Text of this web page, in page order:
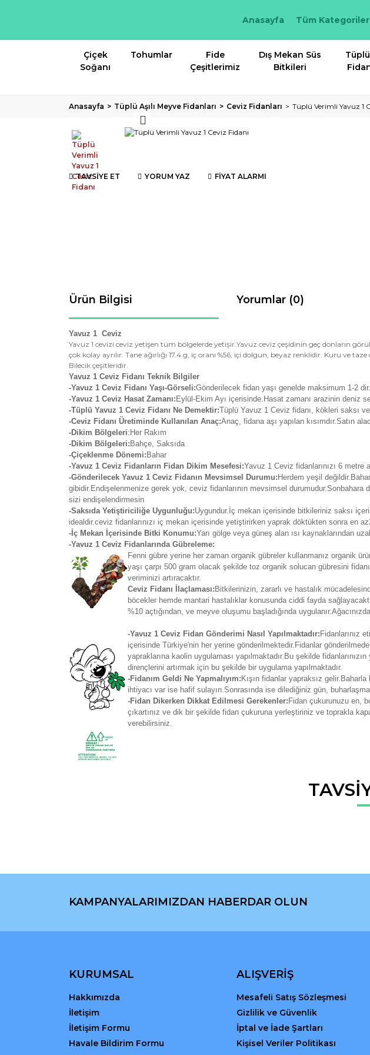
Anasayfa Tüm Kategoriler
Çiçek
Soğanı
Tohumlar
Fide
Çeşitlerimiz
Dış Mekan Süs
Bitkileri
Anasayfa Tüplü Aşılı Meyve Fidanları Ceviz Fidanları Tüplü Verimli Yavuz 1
TAVSİYE ET YORUM YAZ FİYAT ALARMI
Ürün Bilgisi Yorumlar (0)
Yavuz 1 Ceviz
Yavuz 1 cevizi ceviz yetişen tüm bölgelerde yetişir.Yavuz ceviz çeşidinin geç donların
çok kolay ayrılır. Tane ağırlığı 17.4 g, iç oranı %56, içi dolgun, beyaz renklidir. Kuru ve
Bilecik çeşitleridir.
Yavuz 1 Ceviz Fidanı Teknik Bilgiler
-Yavuz 1 Ceviz Fidanı Yaşı-Görseli:Gönderilecek fidan yaşı genelde maksimum 1-2
-Yavuz 1 Ceviz Hasat Zamanı: Eylül-Ekim Ayı içerisinde.Hasat zamanı arazinin deniz
-Tüplü Yavuz 1 Ceviz Fidanı Ne Demektir:Tüplü Yavuz 1 Ceviz fidanı, kökleri saksı
-Ceviz Fidanı Üretiminde Kullanılan Anaç:Anaç, fidana aşı yapılan kısımdır.Satın
-Dikim Bölgeleri:Her Rakım
-Dikim Bölgeleri: Bahçe, Saksıda
-Çiçeklenme Dönemi: Bahar
-Yavuz 1 Ceviz Fidanların Fidan Dikim Mesefesi:Yavuz 1 Ceviz fidanlarınızı 6 metre
-Gönderilecek Yavuz 1 Ceviz Fidanın Mevsimsel Durumu: Herdem yeşil
gibidir.Endişelenmenize gerek yok, ceviz fidanlarının mevsimsel
sizi endişelendirmesin
-Saksıda Yetiştiriciliğe Uygunluğu:Uygundur.İç mekan içerisinde bitkileriniz saksı
idealdir.ceviz fidanlarınızı iç mekan içerisinde yetiştirirken yaprak döktükten sonra en
-İç Mekan İçerisinde Bitki Konumu:Yarı gölge veya güneş alan ısı kaynaklarından
-Yavuz 1 Ceviz Fidanlarında Gübreleme:
Fenni gübre yerine her zaman organik gübreler kullanmanız organik
yaşı çarpı 500 gram olacak şekilde toz organik solucan gübresini
veriminizi artıracaktır.
Ceviz Fidanı İlaçlaması: Bitkilerinizin, zararlı ve hastalık
böcekler hemde mantari hastalıklar konusunda ciddi fayda
%10 açtığından, ve meyve oluşumu başladığında
-Yavuz 1 Ceviz Fidan Gönderimi Nasıl Yapılmaktadır: Fidanlarınız
içerisinde Türkiye'nin her yerine gönderilmektedir.Fidanlar
yapraklarına kaolin uygulaması yapılmaktadır.Bu şekilde
dirençlerini artırmak için bu şekilde bir uygulama yapılmaktadır.
-Fidanım Geldi Ne Yapmalıyım: Kışın fidanlar yapraksız
ihtiyacı var ise hafif sulayın.Sonrasında ise dilediğiniz gün,
-Fidan Dikerken Dikkat Edilmesi Gerekenler: Fidan çukurunuzu en,
çıkartınız ve dik bir şekilde fidan çukuruna yerleştiriniz ve toprakla
verebilirsiniz.
Bu
Bu ürünün fiyat bilgisi, resim, ürün açıklamalarında ve diğer konularda
KAMPANYALARIMIZDAN HABERDAR OLUN
KURUMSAL
Hakkımızda
İletişim
İletişim Formu
Havale Bildirim Formu
ALIŞVERİŞ
Mesafeli Satış Sözleşmesi
Gizlilik ve Güvenlik
İptal ve İade Şartları
Kişisel Veriler Politikası